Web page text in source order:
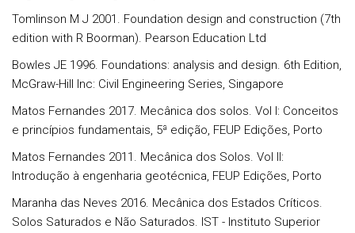
Tomlinson M J 2001. Foundation design and construction (7th
edition with R Boorman). Pearson Education Ltd
Bowles JE 1996. Foundations: analysis and design. 6th Edition,
McGraw-Hill Inc: Civil Engineering Series, Singapore
Matos Fernandes 2017. Mecânica dos solos. Vol I: Conceitos
e princípios fundamentais, 5ª edição, FEUP Edições, Porto
Matos Fernandes 2011. Mecânica dos Solos. Vol II:
Introdução à engenharia geotécnica, FEUP Edições, Porto
Maranha das Neves 2016. Mecânica dos Estados Críticos.
Solos Saturados e Não Saturados. IST - Instituto Superior